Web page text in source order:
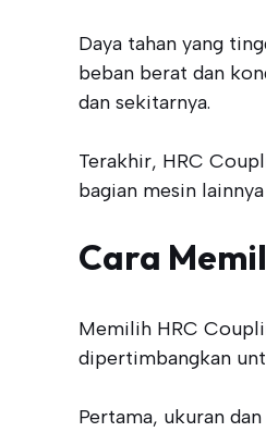
Daya tahan yang
beban berat dan
dan sekitarnya.
Terakhir, HRC
bagian mesin
Cara
Memilih HRC
dipertimbangkan
Pertama, ukuran